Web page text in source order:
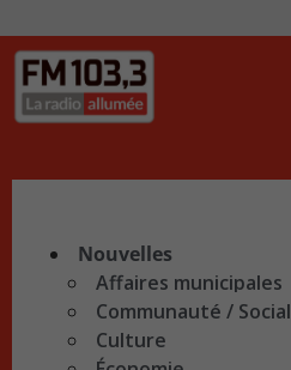
Nouvelles
Affaires municipales
Communauté / Social
Culture